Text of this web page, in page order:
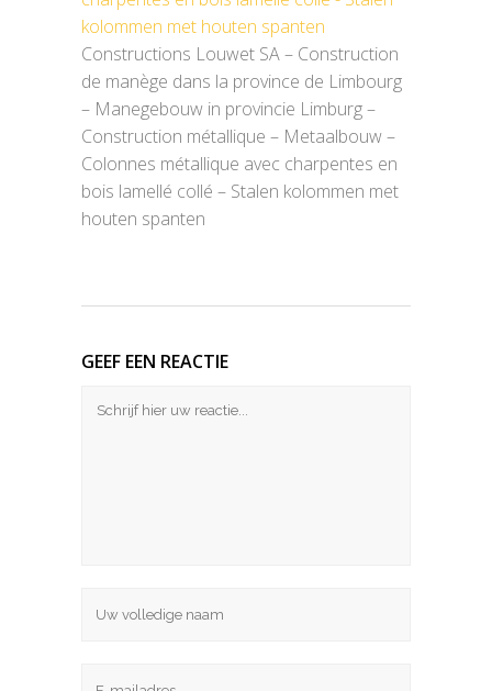
Constructions Louwet SA – Construction
de manège dans la province de Limbourg
– Manegebouw in provincie Limburg –
Construction métallique – Metaalbouw –
Colonnes métallique avec charpentes en
bois lamellé collé – Stalen kolommen met
houten spanten
GEEF EEN REACTIE